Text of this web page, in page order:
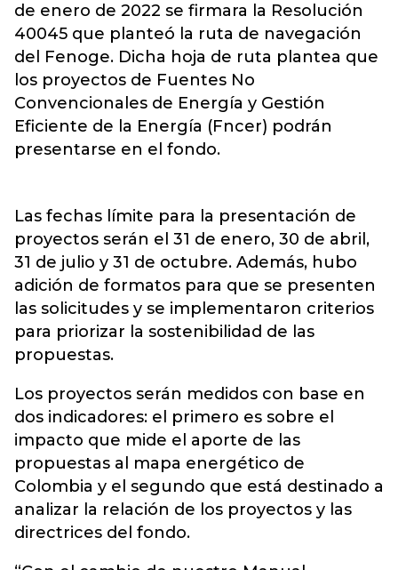
de enero de 2022 se firmara la Resolución
40045 que planteó la ruta de navegación
del Fenoge. Dicha hoja de ruta plantea que
los proyectos de Fuentes No
Convencionales de Energía y Gestión
Eficiente de la Energía (Fncer) podrán
presentarse en el fondo.
Las fechas límite para la presentación de
proyectos serán el 31 de enero, 30 de abril,
31 de julio y 31 de octubre. Además, hubo
adición de formatos para que se presenten
las solicitudes y se implementaron criterios
para priorizar la sostenibilidad de las
propuestas.
Los proyectos serán medidos con base en
dos indicadores: el primero es sobre el
impacto que mide el aporte de las
propuestas al mapa energético de
Colombia y el segundo que está destinado a
analizar la relación de los proyectos y las
directrices del fondo.